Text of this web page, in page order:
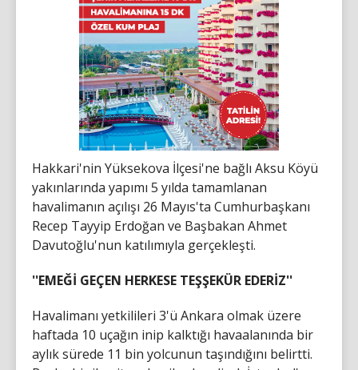
Hakkari'nin Yüksekova İlçesi'ne bağlı Aksu Köyü
yakınlarında yapımı 5 yılda tamamlanan
havalimanın açılışı 26 Mayıs'ta Cumhurbaşkanı
Recep Tayyip Erdoğan ve Başbakan Ahmet
Davutoğlu'nun katılımıyla gerçekleşti.
''EMEĞİ GEÇEN HERKESE TEŞŞEKÜR EDERİZ''
Havalimanı yetkilileri 3'ü Ankara olmak üzere
haftada 10 uçağın inip kalktığı havaalanında bir
aylık sürede 11 bin yolcunun taşındığını belirtti.